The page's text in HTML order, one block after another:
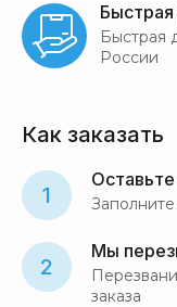
Быстрая
России
Как заказать
1
Оставьте
2
Мы
заказа